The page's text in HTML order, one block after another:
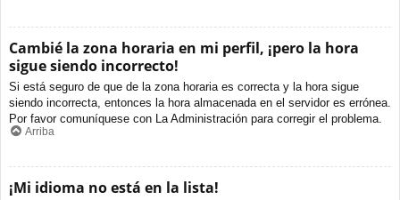
Cambié la zona horaria en mi perfil, ¡pero la hora
sigue siendo incorrecto!
Si está seguro de que de la zona horaria es correcta y la hora sigue
siendo incorrecta, entonces la hora almacenada en el servidor es errónea.
Por favor comuníquese con La Administración para corregir el problema.
Arriba
¡Mi idioma no está en la lista!